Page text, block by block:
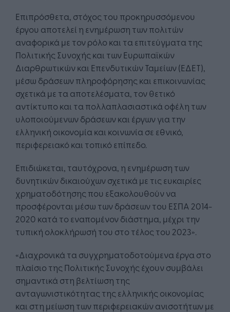
Επιπρόσθετα, στόχος του προκηρυσσόμενου
έργου αποτελεί η ενημέρωση των πολιτών
αναφορικά με τον ρόλο και τα επιτεύγματα της
Πολιτικής Συνοχής και των Ευρωπαϊκών
Διαρθρωτικών και Επενδυτικών Ταμείων (ΕΔΕΤ),
μέσω δράσεων πληροφόρησης και επικοινωνίας
σχετικά με τα αποτελέσματα, τον θετικό
αντίκτυπο και τα πολλαπλασιαστικά οφέλη των
υλοποιούμενων δράσεων και έργων για την
ελληνική οικονομία και κοινωνία σε εθνικό,
περιφερειακό και τοπικό επίπεδο.
Επιδιώκεται, ταυτόχρονα, η ενημέρωση των
δυνητικών δικαιούχων σχετικά με τις ευκαιρίες
χρηματοδότησης που εξακολουθούν να
προσφέρονται μέσω των δράσεων του ΕΣΠΑ 2014-
2020 κατά το εναπομένον διάστημα, μέχρι την
τυπική ολοκλήρωσή του στο τέλος του 2023».
«Διαχρονικά τα συγχρηματοδοτούμενα έργα στο
πλαίσιο της Πολιτικής Συνοχής έχουν συμβάλει
σημαντικά στη βελτίωση της
ανταγωνιστικότητας της ελληνικής οικονομίας
και στη μείωση των περιφερειακών ανισοτήτων με